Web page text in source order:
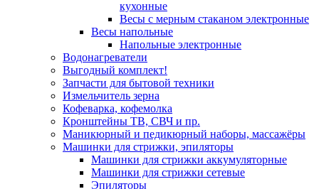
кухонные
Весы с мерным стаканом электронные
Весы напольные
Напольные электронные
Водонагреватели
Выгодный комплект!
Запчасти для бытовой техники
Измельчитель зерна
Кофеварка, кофемолка
Кронштейны ТВ, СВЧ и пр.
Маникюрный и педикюрный наборы, массажёры
Машинки для стрижки, эпиляторы
Машинки для стрижки аккумуляторные
Машинки для стрижки сетевые
Эпиляторы